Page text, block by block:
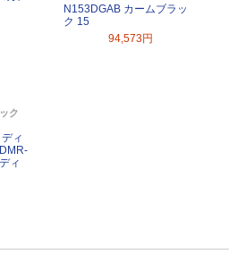
N153DGAB カームブラッ
ク 15
94,573円
ク
ィ
ィ